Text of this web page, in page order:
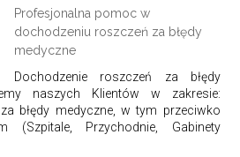
Profesjonalna pomoc w
dochodzeniu roszczeń za błędy
medyczne
Dochodzenie roszczeń za błędy
naszych Klientów w zakresie:
błędy medyczne, w tym przeciwko
(Szpitale, Przychodnie, Gabinety